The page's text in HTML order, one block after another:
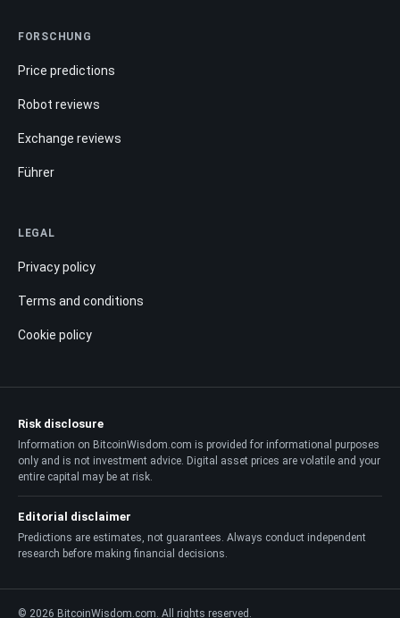
FORSCHUNG
Price predictions
Robot reviews
Exchange reviews
Führer
LEGAL
Privacy policy
Terms and conditions
Cookie policy
Risk disclosure
Information on BitcoinWisdom.com is provided for informational purposes
only and is not investment advice. Digital asset prices are volatile and your
entire capital may be at risk.
Editorial disclaimer
Predictions are estimates, not guarantees. Always conduct independent
research before making financial decisions.
© 2026 BitcoinWisdom.com. All rights reserved.